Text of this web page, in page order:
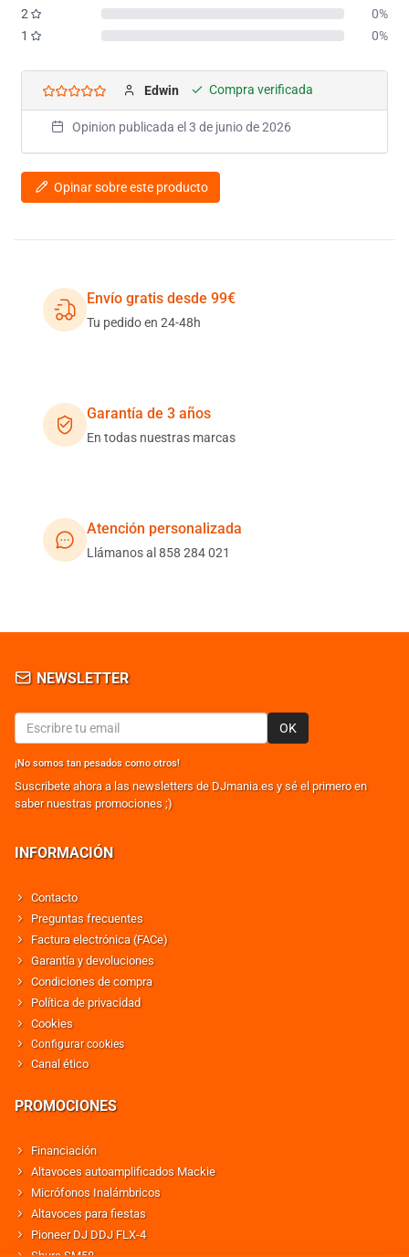
2
0%
1
0%
Edwin Compra verificada
Opinion publicada el 3 de junio de 2026
Opinar sobre este producto
Envío gratis desde 99€
Tu pedido en 24-48h
Garantía de 3 años
En todas nuestras marcas
Atención personalizada
Llámanos al 858 284 021
NEWSLETTER
OK
¡No somos tan pesados como otros!
Suscribete ahora a las newsletters de DJmania.es y sé el primero en
saber nuestras promociones ;)
INFORMACIÓN
Contacto
Preguntas frecuentes
Factura electrónica (FACe)
Garantía y devoluciones
Condiciones de compra
Política de privacidad
Cookies
Configurar cookies
Canal ético
PROMOCIONES
Financiación
Altavoces autoamplificados Mackie
Micrófonos Inalámbricos
Altavoces para fiestas
Pioneer DJ DDJ FLX-4